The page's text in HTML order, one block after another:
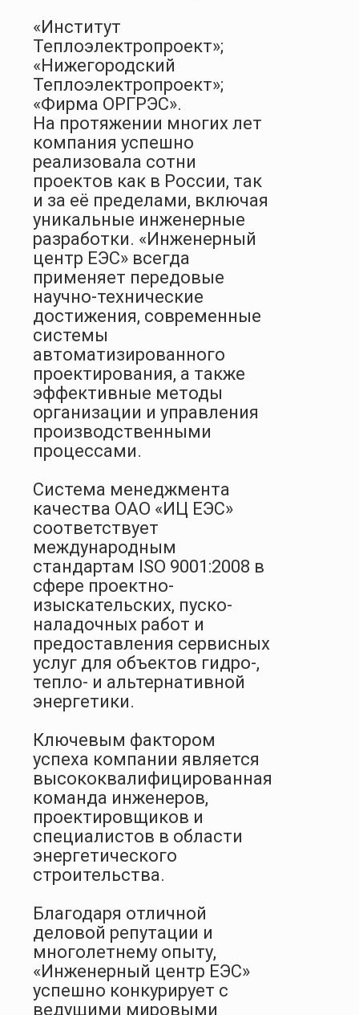
«Институт
Теплоэлектропроект»;
«Нижегородский
Теплоэлектропроект»;
«Фирма ОРГРЭС».
На протяжении многих лет
компания успешно
реализовала сотни
проектов как в России, так
и за её пределами, включая
уникальные инженерные
разработки. «Инженерный
центр ЕЭС» всегда
применяет передовые
научно-технические
достижения, современные
системы
автоматизированного
проектирования, а также
эффективные методы
организации и управления
производственными
процессами.
Система менеджмента
качества ОАО «ИЦ ЕЭС»
соответствует
международным
стандартам ISO 9001:2008 в
сфере проектно-
изыскательских, пуско-
наладочных работ и
предоставления сервисных
услуг для объектов гидро-,
тепло- и альтернативной
энергетики.
Ключевым фактором
успеха компании является
высококвалифицированная
команда инженеров,
проектировщиков и
специалистов в области
энергетического
строительства.
Благодаря отличной
деловой репутации и
многолетнему опыту,
«Инженерный центр ЕЭС»
успешно конкурирует с
ведущими мировыми